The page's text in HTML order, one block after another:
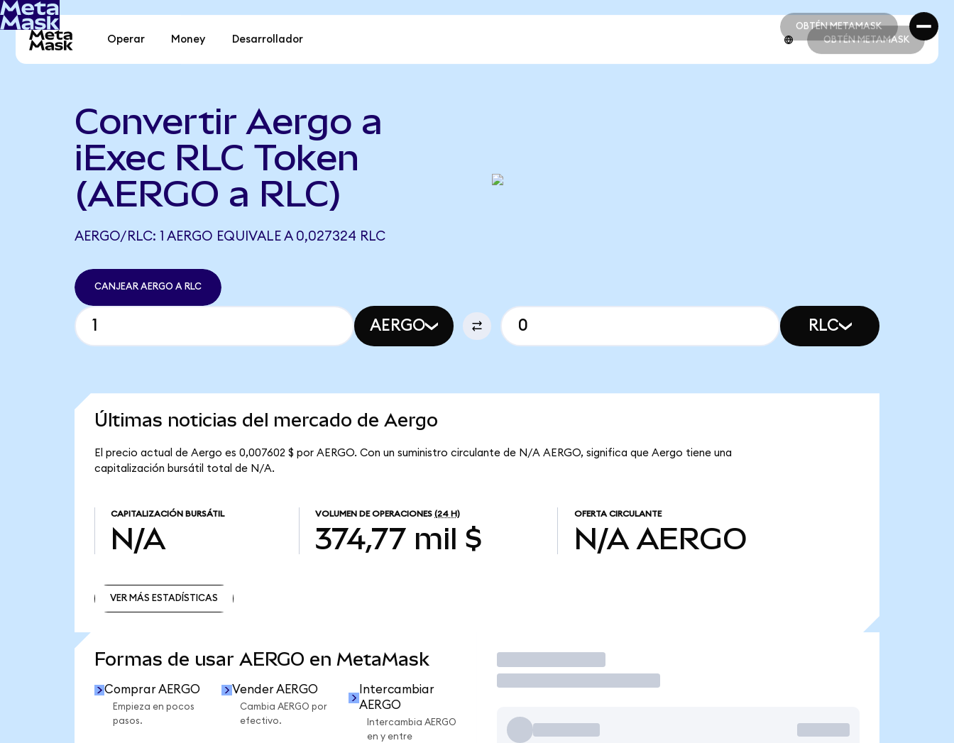
OBTÉN METAMASK
OBTÉN METAMASK
Operar Money Desarrollador OBTÉN METAMASK
Convertir Aergo a
iExec RLC Token
(AERGO a RLC)
AERGO/RLC: 1 AERGO EQUIVALE A 0,027324 RLC
CANJEAR AERGO A RLC
AERGO RLC
Últimas noticias del mercado de Aergo
El precio actual de Aergo es 0,007602 $ por AERGO. Con un suministro circulante de N/A AERGO, significa que Aergo tiene una
capitalización bursátil total de N/A.
CAPITALIZACIÓN BURSÁTIL
N/A
VOLUMEN DE OPERACIONES (24 H)
374,77 mil $
OFERTA CIRCULANTE
N/A AERGO
VER MÁS ESTADÍSTICAS
Formas de usar AERGO en MetaMask
Comprar AERGO
Empieza en pocos
pasos.
Vender AERGO
Cambia AERGO por
efectivo.
Intercambiar
AERGO
Intercambia AERGO
en y entre
Operar